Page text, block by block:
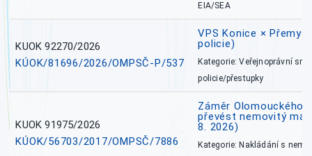
EIA/SEA
KUOK 92270/2026
KÚOK/81696/2026/OMPSČ-P/537
VPS Konice ×
policie)
Kategorie: Veřejnoprávní
policie/přestupky
KUOK 91975/2026
KÚOK/56703/2017/OMPSČ/7886
Záměr Olomouckého
převést nemovitý
8. 2026)
Kategorie: Nakládání s